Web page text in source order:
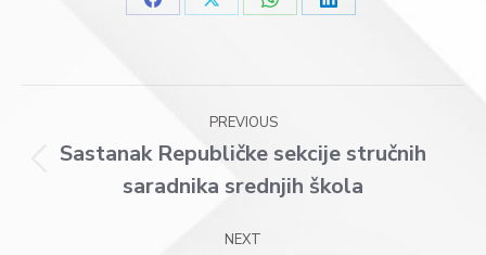
Share
Share
Share
Share
navigation
PREVIOUS
Previous
post:
Sastanak Republičke sekcije stručnih
saradnika srednjih škola
NEXT